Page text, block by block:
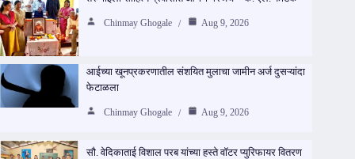
Chinmay Ghogale Aug 9, 2026
आईच्या खूनप्रकरणातील संशयित मुलाचा जामीन अर्ज दुसऱ्यांदा
फेटाळला
Chinmay Ghogale Aug 9, 2026
सौ. वेदिकाताई विशाल परब यांच्या हस्ते वॉटर प्युरिफायर वितरण